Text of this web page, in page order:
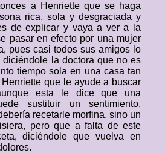
a Henriette que se haga
rica, sola y desgraciada y
de explicar y vaya a ver a la
pasar en efecto por una mujer
pues casi todos sus amigos lo
diciéndole la doctora que no es
tiempo sola en una casa tan
que le ayude a buscar
esta le dice que una
sustituir un sentimiento,
recetarle morfina, sino un
pero que a falta de este
diciéndole que vuelva en